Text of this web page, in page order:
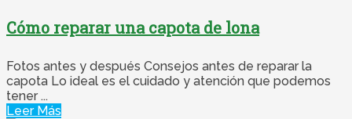
Cómo reparar una capota de lona
Fotos antes y después Consejos antes de reparar la
capota Lo ideal es el cuidado y atención que podemos
tener ...
Leer Más